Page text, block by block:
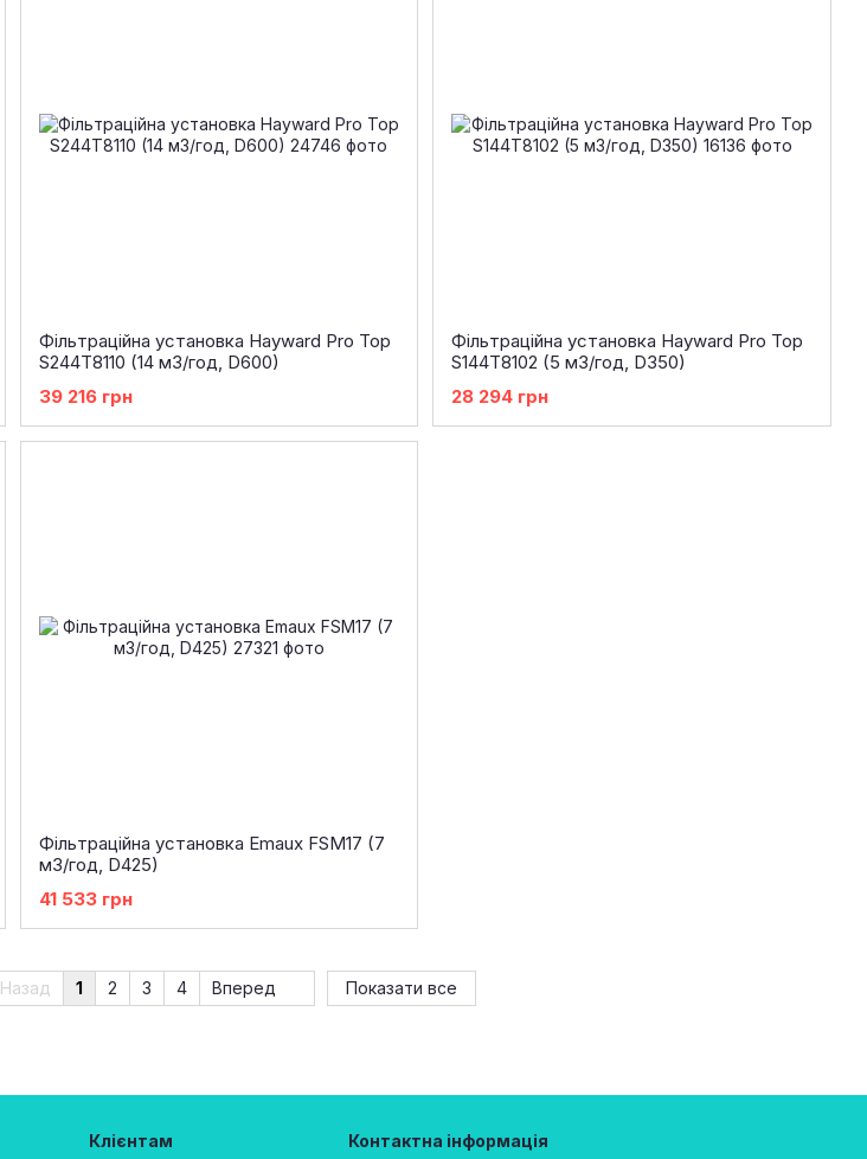
Фільтраційна установка Hayward Pro Top
S244T8110 (14 м3/год, D600)
39 216 грн
Фільтраційна установка Hayward Pro Top
S144T8102 (5 м3/год, D350)
28 294 грн
Фільтраційна установка Emaux FSM17 (7
м3/год, D425)
41 533 грн
Назад 1 2 3 4 Вперед Показати все
Клієнтам Контактна інформація